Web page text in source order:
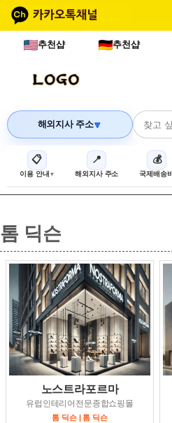
추천샵 추천샵
해외지사 주소🔽
📋
이용 안내
📍
해외지사 주소
💰
국제배송비
톰 딕슨
노스트라포르마
유럽인테리어전문종합쇼핑몰
톰 딕슨 | 톰 딕슨